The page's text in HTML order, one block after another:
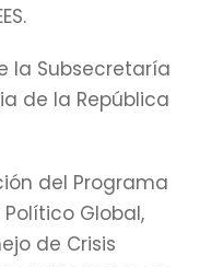
la Subsecretaría
de la República
del Programa
Global,
de Crisis